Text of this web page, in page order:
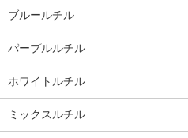
ブルールチル
パープルルチル
ホワイトルチル
ミックスルチル